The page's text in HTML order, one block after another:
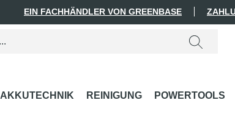
EIN FACHHÄNDLER VON GREENBASE
AKKUTECHNIK REINIGUNG POWERTOOLS